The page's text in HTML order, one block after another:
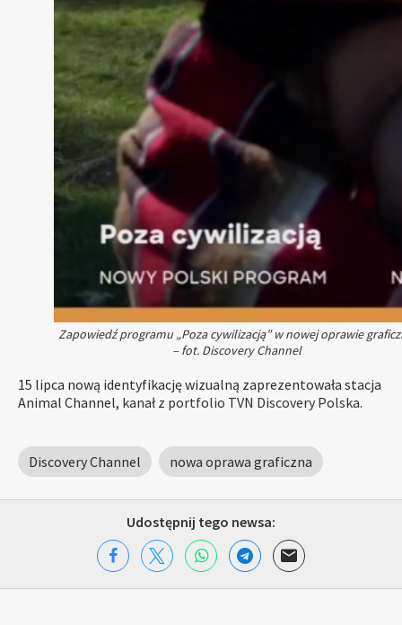
Zapowiedź programu „Poza cywilizacją” w nowej oprawie
– fot. Discovery Channel
15 lipca nową identyfikację wizualną zaprezentowała stacja
Animal Channel, kanał z portfolio TVN Discovery Polska.
Discovery Channel nowa oprawa graficzna
Udostępnij tego newsa: